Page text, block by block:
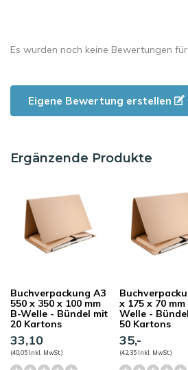
Es wurden noch keine Bewertungen
Eigene Bewertung erstellen
Ergänzende Produkte
Buchverpackung A3
550 x 350 x 100 mm
B-Welle - Bündel mit
20 Kartons
33,10
(40,05 Inkl. MwSt.)
x 175 x 70 mm
Welle -
50 Kartons
35,-
(42,35 Inkl. MwSt.)